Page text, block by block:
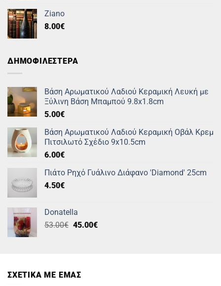
Ziano
8.00€
ΔΗΜΟΦΙΛΕΣΤΕΡΑ
Βάση Αρωματικού Λαδιού Κεραμική Λευκή με
Ξύλινη Βάση Μπαμπού 9.8x1.8cm
5.00€
Βάση Αρωματικού Λαδιού Κεραμική Οβάλ Κρεμ
Πιτσιλωτό Σχέδιο 9x10.5cm
6.00€
Πιάτο Ρηχό Γυάλινο Διάφανο 'Diamond' 25cm
4.50€
Donatella
53.00€ Original
45.00€Η
ΣΧΕΤΙΚΑ ΜΕ ΕΜΑΣ